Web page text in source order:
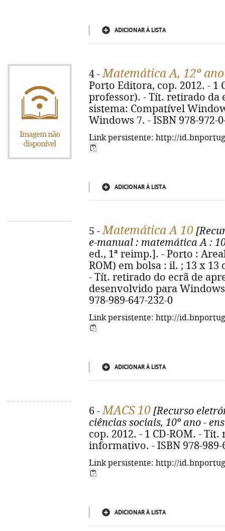
ADICIONAR À LISTA
4 -Matemática A, 12º ano
Porto Editora, cop. 2012. - 1
professor). - Tít. retirado da
sistema: Compatível
Windows 7. - ISBN 978-972-
Link persistente: http://
ADICIONAR À LISTA
5 -Matemática A 10
e-manual : matemática A :
ed., 1ª reimp.]. - Porto :
ROM) em bolsa : il. ; 13 x
- Tít. retirado do ecrã de
desenvolvido para
978-989-647-232-0
Link persistente: http://
ADICIONAR À LISTA
6 -MACS 10 [Recurso
ciências sociais, 10º ano -
cop. 2012. - 1 CD-ROM. -
informativo. - ISBN 978-989-
Link persistente: http://
ADICIONAR À LISTA